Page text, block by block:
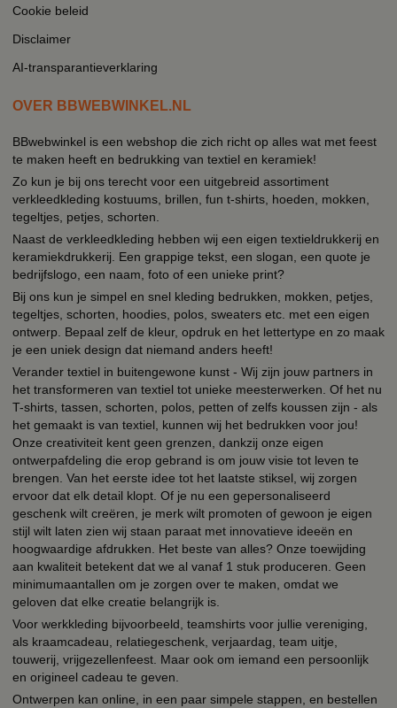
Cookie beleid
Disclaimer
AI-transparantieverklaring
OVER BBWEBWINKEL.NL
BBwebwinkel is een webshop die zich richt op alles wat met feest
te maken heeft en bedrukking van textiel en keramiek!
Zo kun je bij ons terecht voor een uitgebreid assortiment
verkleedkleding kostuums, brillen, fun t-shirts, hoeden, mokken,
tegeltjes, petjes, schorten.
Naast de verkleedkleding hebben wij een eigen textieldrukkerij en
keramiekdrukkerij. Een grappige tekst, een slogan, een quote je
bedrijfslogo, een naam, foto of een unieke print?
Bij ons kun je simpel en snel kleding bedrukken, mokken, petjes,
tegeltjes, schorten, hoodies, polos, sweaters etc. met een eigen
ontwerp. Bepaal zelf de kleur, opdruk en het lettertype en zo maak
je een uniek design dat niemand anders heeft!
Verander textiel in buitengewone kunst - Wij zijn jouw partners in
het transformeren van textiel tot unieke meesterwerken. Of het nu
T-shirts, tassen, schorten, polos, petten of zelfs koussen zijn - als
het gemaakt is van textiel, kunnen wij het bedrukken voor jou!
Onze creativiteit kent geen grenzen, dankzij onze eigen
ontwerpafdeling die erop gebrand is om jouw visie tot leven te
brengen. Van het eerste idee tot het laatste stiksel, wij zorgen
ervoor dat elk detail klopt. Of je nu een gepersonaliseerd
geschenk wilt creëren, je merk wilt promoten of gewoon je eigen
stijl wilt laten zien wij staan paraat met innovatieve ideeën en
hoogwaardige afdrukken. Het beste van alles? Onze toewijding
aan kwaliteit betekent dat we al vanaf 1 stuk produceren. Geen
minimumaantallen om je zorgen over te maken, omdat we
geloven dat elke creatie belangrijk is.
Voor werkkleding bijvoorbeeld, teamshirts voor jullie vereniging,
als kraamcadeau, relatiegeschenk, verjaardag, team uitje,
touwerij, vrijgezellenfeest. Maar ook om iemand een persoonlijk
en origineel cadeau te geven.
Ontwerpen kan online, in een paar simpele stappen, en bestellen